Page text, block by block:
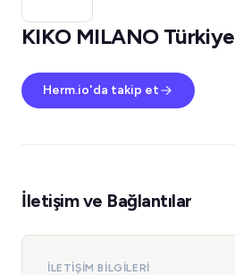
KIKO MILANO Türkiye
Herm.io'da takip et
İletişim ve Bağlantılar
İLETIŞIM BILGILERI